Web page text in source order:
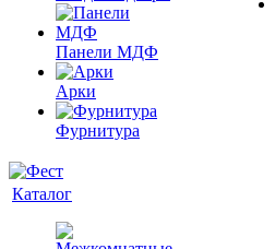
Панели МДФ
Арки
Фурнитура
Каталог